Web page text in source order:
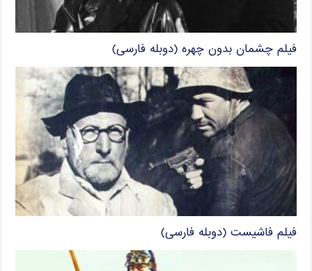
فیلم چشمان بدون چهره (دوبله فارسی)
فیلم فاشیست (دوبله فارسی)